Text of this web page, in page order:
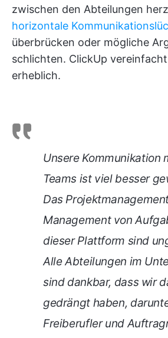
zwischen den Abteilungen
horizontale
überbrücken oder mögliche
schlichten. ClickUp
erheblich.
Unsere Kommunikation
Teams ist viel besser
Das
Management von
dieser Plattform sind
Alle Abteilungen im
sind dankbar, dass wir
gedrängt haben,
Freiberufler und